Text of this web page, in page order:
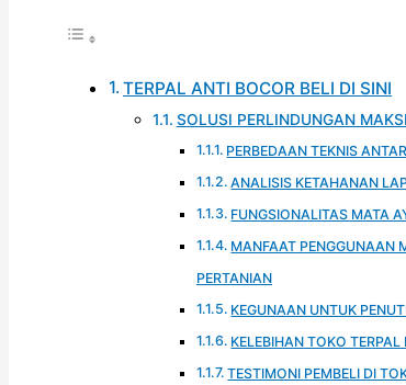
TERPAL ANTI BOCOR BELI DI SINI
SOLUSI PERLINDUNGAN
PERBEDAAN TEKNIS
ANALISIS KETAHANAN
FUNGSIONALITAS MATA
MANFAAT PENGGUNAAN
PERTANIAN
KEGUNAAN UNTUK
KELEBIHAN TOKO TERPAL
TESTIMONI PEMBELI DI